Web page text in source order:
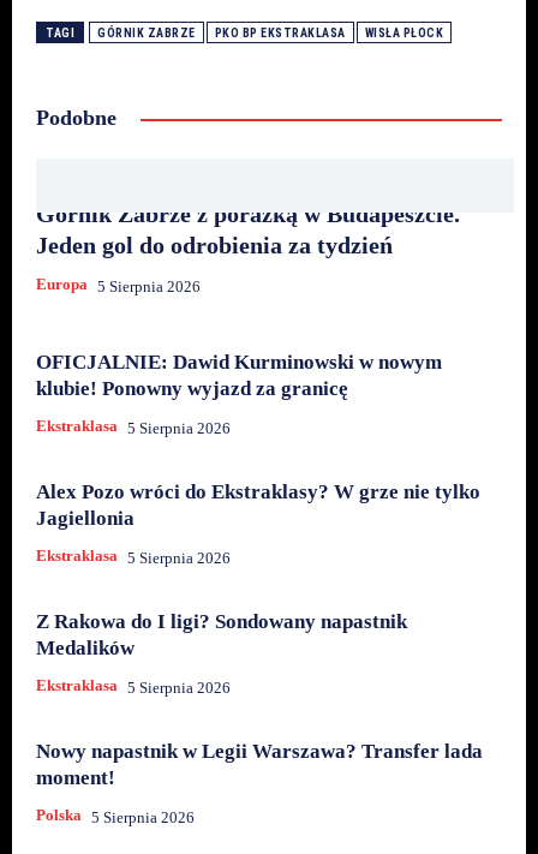
TAGI GÓRNIK ZABRZE PKO BP EKSTRAKLASA WISŁA PŁOCK
Podobne
Górnik Zabrze z porażką w Budapeszcie.
Jeden gol do odrobienia za tydzień
Europa 5 Sierpnia 2026
OFICJALNIE: Dawid Kurminowski w nowym
klubie! Ponowny wyjazd za granicę
Ekstraklasa 5 Sierpnia 2026
Alex Pozo wróci do Ekstraklasy? W grze nie tylko
Jagiellonia
Ekstraklasa 5 Sierpnia 2026
Z Rakowa do I ligi? Sondowany napastnik
Medalików
Ekstraklasa 5 Sierpnia 2026
Nowy napastnik w Legii Warszawa? Transfer lada
moment!
Polska 5 Sierpnia 2026